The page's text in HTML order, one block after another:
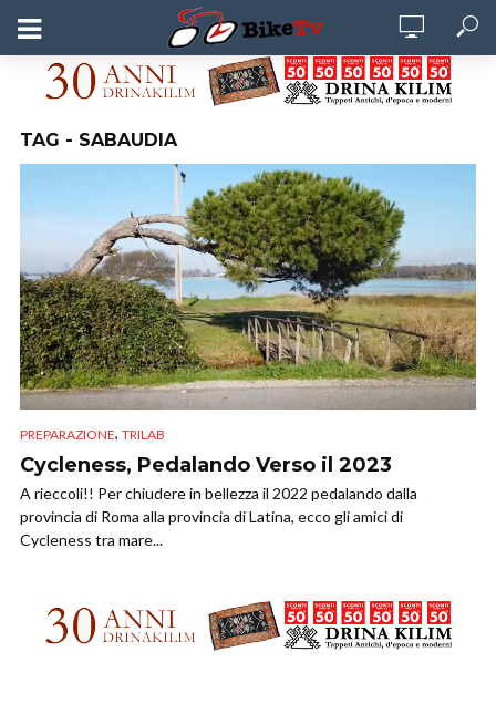
TAG - SABAUDIA
PREPARAZIONE, TRILAB
Cycleness, Pedalando Verso il 2023
A rieccoli!! Per chiudere in bellezza il 2022 pedalando dalla
provincia di Roma alla provincia di Latina, ecco gli amici di
Cycleness tra mare...